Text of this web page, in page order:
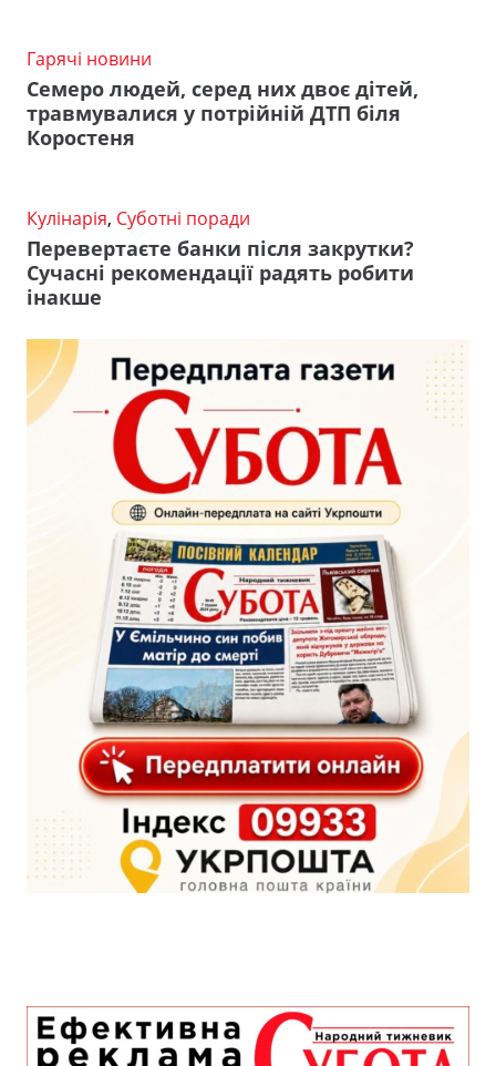
Гарячі новини
Семеро людей, серед них двоє дітей,
травмувалися у потрійній ДТП біля
Коростеня
Кулінарія, Суботні поради
Перевертаєте банки після закрутки?
Сучасні рекомендації радять робити
інакше